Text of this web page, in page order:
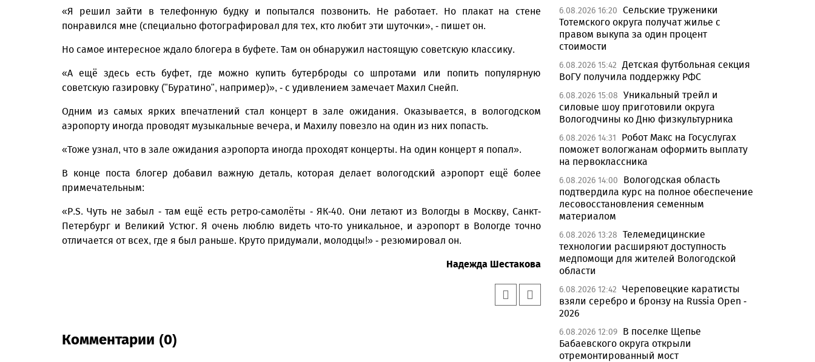
«Я решил зайти в телефонную будку и попытался позвонить. Не работает. Но плакат на стене
понравился мне (специально фотографировал для тех, кто любит эти шуточки», - пишет он.
Но самое интересное ждало блогера в буфете. Там он обнаружил настоящую советскую классику.
«А ещё здесь есть буфет, где можно купить бутерброды со шпротами или попить популярную
советскую газировку ("Буратино", например)», - с удивлением замечает Махил Снейп.
Одним из самых ярких впечатлений стал концерт в зале ожидания. Оказывается, в вологодском
аэропорту иногда проводят музыкальные вечера, и Махилу повезло на один из них попасть.
«Тоже узнал, что в зале ожидания аэропорта иногда проходят концерты. На один концерт я попал».
В конце поста блогер добавил важную деталь, которая делает вологодский аэропорт ещё более
примечательным:
«P.S. Чуть не забыл - там ещё есть ретро-самолёты - ЯК-40. Они летают из Вологды в Москву, Санкт-
Петербург и Великий Устюг. Я очень люблю видеть что-то уникальное, и аэропорт в Вологде точно
отличается от всех, где я был раньше. Круто придумали, молодцы!» - резюмировал он.
Надежда Шестакова
Комментарии (0)
6.08.2026 16:20 Сельские труженики
Тотемского округа получат жилье с
правом выкупа за один процент
стоимости
6.08.2026 15:42 Детская футбольная секция
ВоГУ получила поддержку РФС
6.08.2026 15:08 Уникальный трейл и
силовые шоу приготовили округа
Вологодчины ко Дню физкультурника
6.08.2026 14:31
Робот Макс на Госуслугах
поможет вологжанам оформить выплату
на первоклассника
6.08.2026 14:00
Вологодская область
подтвердила курс на полное обеспечение
лесовосстановления семенным
материалом
6.08.2026 13:28 Телемедицинские
технологии расширяют доступность
медпомощи для жителей Вологодской
области
6.08.2026 12:42 Череповецкие каратисты
взяли серебро и бронзу на Russia Open -
2026
6.08.2026 12:09 В поселке Щепье
Бабаевского округа открыли
отремонтированный мост